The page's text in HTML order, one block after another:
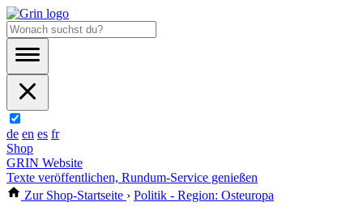
de en es fr
Shop
GRIN Website
Texte veröffentlichen, Rundum-Service genießen
Zur Shop-Startseite › Politik - Region: Osteuropa